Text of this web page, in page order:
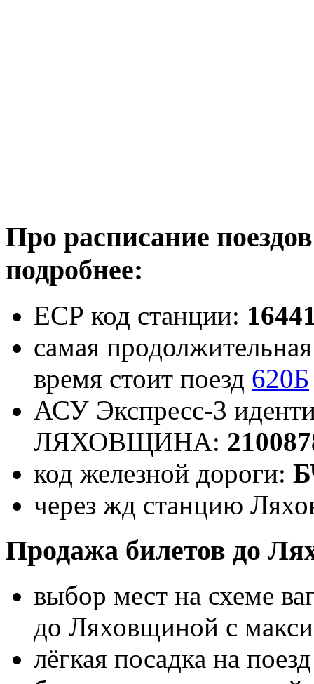
Про расписание
подробнее:
ЕСР код станции:
самая
время стоит поезд 620Б
АСУ Экспресс-3
ЛЯХОВЩИНА:
код железной дороги:
через жд станцию
Продажа билетов до
выбор мест на схеме
до Ляховщиной с
лёгкая посадка на